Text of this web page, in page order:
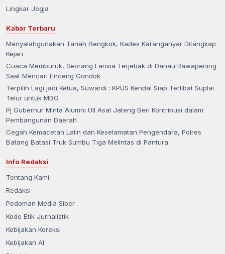
Lingkar Jogja
Kabar Terbaru
Menyalahgunakan Tanah Bengkok, Kades Karanganyar Ditangkap
Kejari
Cuaca Memburuk, Seorang Lansia Terjebak di Danau Rawapening
Saat Mencari Enceng Gondok
Terpilih Lagi jadi Ketua, Suwardi : KPUS Kendal Siap Terlibat Suplai
Telur untuk MBG
Pj Gubernur Minta Alumni UII Asal Jateng Beri Kontribusi dalam
Pembangunan Daerah
Cegah Kemacetan Lalin dan Keselamatan Pengendara, Polres
Batang Batasi Truk Sumbu Tiga Melintas di Pantura
Info Redaksi
Tentang Kami
Redaksi
Pedoman Media Siber
Kode Etik Jurnalistik
Kebijakan Koreksi
Kebijakan AI